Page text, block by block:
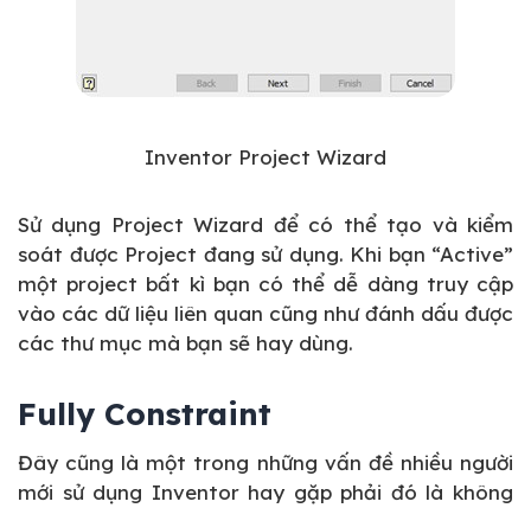
Inventor Project Wizard
Sử dụng Project Wizard để có thể tạo và kiểm
soát được Project đang sử dụng. Khi bạn “Active”
một project bất kì bạn có thể dễ dàng truy cập
vào các dữ liệu liên quan cũng như đánh dấu được
các thư mục mà bạn sẽ hay dùng.
Fully Constraint
Đây cũng là một trong những vấn đề nhiều người
mới sử dụng Inventor hay gặp phải đó là không